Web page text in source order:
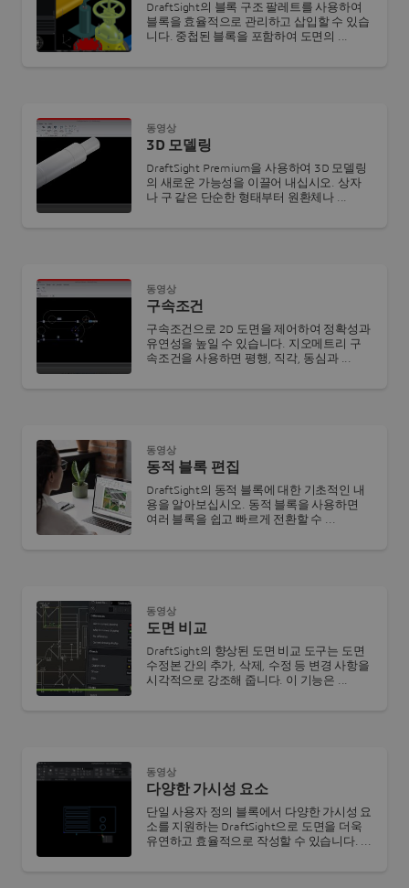
DraftSight의 블록 구조 팔레트를 사용하여
블록을 효율적으로 관리하고 삽입할 수 있습
니다. 중첩된 블록을 포함하여 도면의 ...
동영상
3D 모델링
DraftSight Premium을 사용하여 3D 모델링
의 새로운 가능성을 이끌어 내십시오. 상자
나 구 같은 단순한 형태부터 원환체나 ...
동영상
구속조건
구속조건으로 2D 도면을 제어하여 정확성과
유연성을 높일 수 있습니다. 지오메트리 구
속조건을 사용하면 평행, 직각, 동심과 ...
동영상
동적 블록 편집
DraftSight의 동적 블록에 대한 기초적인 내
용을 알아보십시오. 동적 블록을 사용하면
여러 블록을 쉽고 빠르게 전환할 수 ...
동영상
도면 비교
DraftSight의 향상된 도면 비교 도구는 도면
수정본 간의 추가, 삭제, 수정 등 변경 사항을
시각적으로 강조해 줍니다. 이 기능은 ...
동영상
다양한 가시성 요소
단일 사용자 정의 블록에서 다양한 가시성 요
소를 지원하는 DraftSight으로 도면을 더욱
유연하고 효율적으로 작성할 수 있습니다. ...